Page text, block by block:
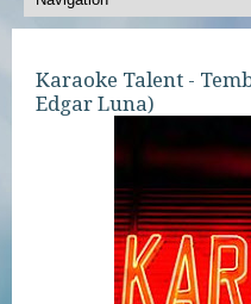
Karaoke Talent -
Edgar Luna)